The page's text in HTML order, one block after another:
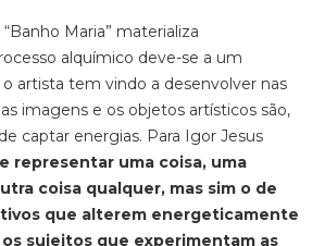
Maria” materializa
alquímico deve-se a um
artista tem vindo a desenvolver nas
imagens e os objetos artísticos são,
captar energias. Para Igor Jesus
representar uma coisa, uma
coisa qualquer, mas sim o de
que alterem energeticamente
sujeitos que experimentam as